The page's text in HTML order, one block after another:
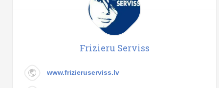
Frizieru Serviss
www.frizieruserviss.lv